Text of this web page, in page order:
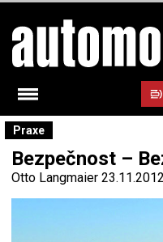
Praxe
Bezpečnost –
Otto Langmaier